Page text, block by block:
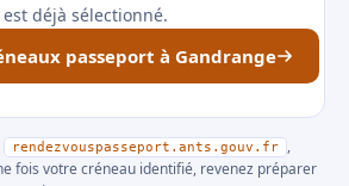
est déjà sélectionné.
passeport à Gandrange
rendezvouspasseport.ants.gouv.fr
,
fois votre créneau identifié, revenez préparer